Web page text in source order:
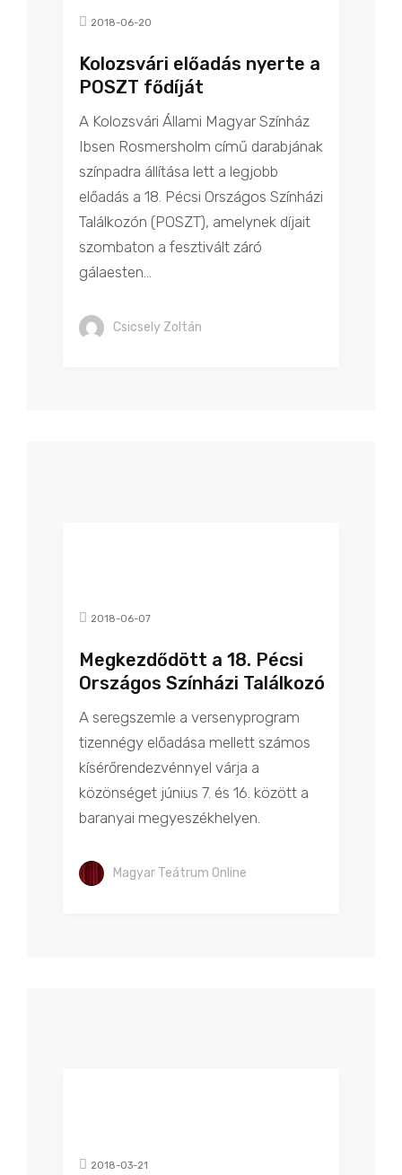
2018-06-20
Kolozsvári előadás nyerte a
POSZT fődíját
A Kolozsvári Állami Magyar Színház
Ibsen Rosmersholm című darabjának
színpadra állítása lett a legjobb
előadás a 18. Pécsi Országos Színházi
Találkozón (POSZT), amelynek díjait
szombaton a fesztivált záró
gálaesten...
Csicsely Zoltán
2018-06-07
Megkezdődött a 18. Pécsi
Országos Színházi Találkozó
A seregszemle a versenyprogram
tizennégy előadása mellett számos
kísérőrendezvénnyel várja a
közönséget június 7. és 16. között a
baranyai megyeszékhelyen.
Magyar Teátrum Online
2018-03-21